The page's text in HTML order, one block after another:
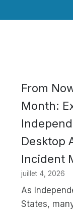
From
Month:
Desktop
Incident
juillet 4, 2026
As
States,